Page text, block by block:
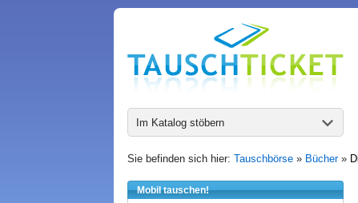
Im Katalog stöbern
Sie befinden sich hier: Tauschbörse » Bücher»
Mobil tauschen!